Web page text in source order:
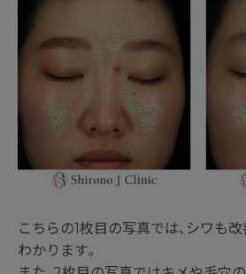
こちらの1枚目の写真では､シワも
わかります｡